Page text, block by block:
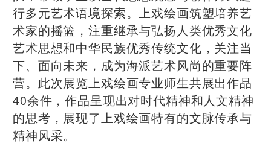
行多元艺术语境探索。上戏绘画筑塑培养艺
术家的摇篮，注重继承与弘扬人类优秀文化
艺术思想和中华民族优秀传统文化，关注当
下、面向未来，成为海派艺术风尚的重要阵
营。此次展览上戏绘画专业师生共展出作品
40余件，作品呈现出对时代精神和人文精神
的思考，展现了上戏绘画特有的文脉传承与
精神风采。